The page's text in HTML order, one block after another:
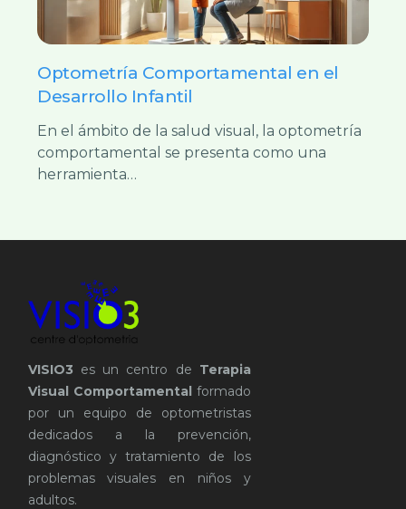
Optometría Comportamental en el
Desarrollo Infantil
En el ámbito de la salud visual, la optometría
comportamental se presenta como una
herramienta…
VISIO3 es un centro de Terapia
Visual Comportamentalformado
por un equipo de optometristas
dedicados a la prevención,
diagnóstico y tratamiento de los
problemas visuales en niños y
adultos.